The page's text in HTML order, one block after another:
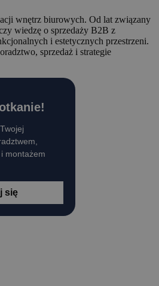
wnętrz biurowych. Od lat związany
wiedzę o sprzedaży B2B z
i estetycznych przestrzeni.
sprzedaż i strategie
montażem
się